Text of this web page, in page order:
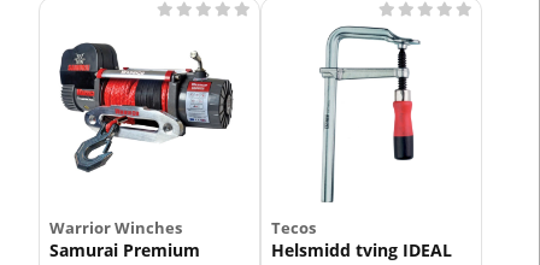
Warrior Winches
Samurai Premium
    
Tecos
Helsmidd tving IDEAL
    